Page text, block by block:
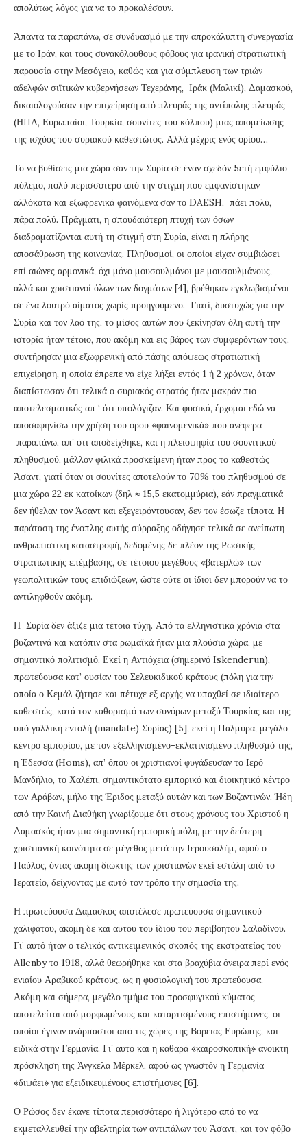
απολύτως λόγος για να το προκαλέσουν.
Άπαντα τα παραπάνω, σε συνδυασμό με την απροκάλυπτη συνεργασία
με το Ιράν, και τους συνακόλουθους φόβους για ιρανική στρατιωτική
παρουσία στην Μεσόγειο, καθώς και για σύμπλευση των τριών
αδελφών σιϊτικών κυβερνήσεων Τεχεράνης, Ιράκ (Μαλικί), Δαμασκού,
δικαιολογούσαν την επιχείρηση από πλευράς της αντίπαλης πλευράς
(ΗΠΑ, Ευρωπαίοι, Τουρκία, σουνίτες του κόλπου) μιας απομείωσης
της ισχύος του συριακού καθεστώτος. Αλλά μέχρις ενός ορίου…
Το να βυθίσεις μια χώρα σαν την Συρία σε έναν σχεδόν 5ετή εμφύλιο
πόλεμο, πολύ περισσότερο από την στιγμή που εμφανίστηκαν
αλλόκοτα και εξωφρενικά φαινόμενα σαν το DAESH, πάει πολύ,
πάρα πολύ. Πράγματι, η σπουδαιότερη πτυχή των όσων
διαδραματίζονται αυτή τη στιγμή στη Συρία, είναι η πλήρης
αποσάθρωση της κοινωνίας. Πληθυσμοί, οι οποίοι είχαν συμβιώσει
επί αιώνες αρμονικά, όχι μόνο μουσουλμάνοι με μουσουλμάνους,
αλλά και χριστιανοί όλων των δογμάτων [4], βρέθηκαν εγκλωβισμένοι
σε ένα λουτρό αίματος χωρίς προηγούμενο. Γιατί, δυστυχώς για την
Συρία και τον λαό της, το μίσος αυτών που ξεκίνησαν όλη αυτή την
ιστορία ήταν τέτοιο, που ακόμη και εις βάρος των συμφερόντων τους,
συντήρησαν μια εξωφρενική από πάσης απόψεως στρατιωτική
επιχείρηση, η οποία έπρεπε να είχε λήξει εντός 1 ή 2 χρόνων, όταν
διαπίστωσαν ότι τελικά ο συριακός στρατός ήταν μακράν πιο
αποτελεσματικός απ ‘ ότι υπολόγιζαν. Και φυσικά, έρχομαι εδώ να
αποσαφηνίσω την χρήση του όρου «φαινομενικά» που ανέφερα
παραπάνω, απ’ ότι αποδείχθηκε, και η πλειοψηφία του σουνιτικού
πληθυσμού, μάλλον φιλικά προσκείμενη ήταν προς το καθεστώς
Άσαντ, γιατί όταν οι σουνίτες αποτελούν το 70% του πληθυσμού σε
μια χώρα 22 εκ κατοίκων (δηλ ≈ 15,5 εκατομμύρια), εάν πραγματικά
δεν ήθελαν τον Άσαντ και εξεγειρόντουσαν, δεν τον έσωζε τίποτα. Η
παράταση της ένοπλης αυτής σύρραξης οδήγησε τελικά σε ανείπωτη
ανθρωπιστική καταστροφή, δεδομένης δε πλέον της Ρωσικής
στρατιωτικής επέμβασης, σε τέτοιου μεγέθους «βατερλώ» των
γεωπολιτικών τους επιδιώξεων, ώστε ούτε οι ίδιοι δεν μπορούν να το
αντιληφθούν ακόμη.
Η Συρία δεν άξιζε μια τέτοια τύχη. Από τα ελληνιστικά χρόνια στα
βυζαντινά και κατόπιν στα ρωμαϊκά ήταν μια πλούσια χώρα, με
σημαντικό πολιτισμό. Εκεί η Αντιόχεια (σημερινό Ιskenderun),
πρωτεύουσα κατ’ ουσίαν του Σελευκιδικού κράτους (πόλη για την
οποία ο Κεμάλ ζήτησε και πέτυχε εξ αρχής να υπαχθεί σε ιδιαίτερο
καθεστώς, κατά τον καθορισμό των συνόρων μεταξύ Τουρκίας και της
υπό γαλλική εντολή (mandate) Συρίας) [5], εκεί η Παλμύρα, μεγάλο
κέντρο εμπορίου, με τον εξελληνισμένο-εκλατινισμένο πληθυσμό της,
η Έδεσσα (Homs), απ’ όπου οι χριστιανοί φυγάδευσαν το Ιερό
Μανδήλιο, το Χαλέπι, σημαντικότατο εμπορικό και διοικητικό κέντρο
των Αράβων, μήλο της Έριδος μεταξύ αυτών και των Βυζαντινών. Ήδη
από την Καινή Διαθήκη γνωρίζουμε ότι στους χρόνους του Χριστού η
Δαμασκός ήταν μια σημαντική εμπορική πόλη, με την δεύτερη
χριστιανική κοινότητα σε μέγεθος μετά την Ιερουσαλήμ, αφού ο
Παύλος, όντας ακόμη διώκτης των χριστιανών εκεί εστάλη από το
Ιερατείο, δείχνοντας με αυτό τον τρόπο την σημασία της.
Η πρωτεύουσα Δαμασκός αποτέλεσε πρωτεύουσα σημαντικού
χαλιφάτου, ακόμη δε και αυτού του ίδιου του περιβόητου Σαλαδίνου.
Γι’ αυτό ήταν ο τελικός αντικειμενικός σκοπός της εκστρατείας του
Allenby το 1918, αλλά θεωρήθηκε και στα βραχύβια όνειρα περί ενός
ενιαίου Αραβικού κράτους, ως η φυσιολογική του πρωτεύουσα.
Ακόμη και σήμερα, μεγάλο τμήμα του προσφυγικού κύματος
αποτελείται από μορφωμένους και καταρτισμένους επιστήμονες, οι
οποίοι έγιναν ανάρπαστοι από τις χώρες της Βόρειας Ευρώπης, και
ειδικά στην Γερμανία. Γι’ αυτό και η καθαρά «καιροσκοπική» ανοικτή
πρόσκληση της Άνγκελα Μέρκελ, αφού ως γνωστόν η Γερμανία
«διψάει» για εξειδικευμένους επιστήμονες [6].
Ο Ρώσος δεν έκανε τίποτα περισσότερο ή λιγότερο από το να
εκμεταλλευθεί την αβελτηρία των αντιπάλων του Άσαντ, και τον φόβο